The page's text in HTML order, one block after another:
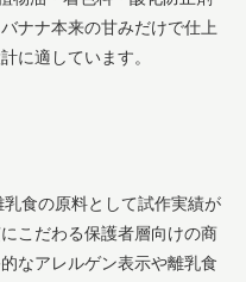
ナナ本来の甘みだけで仕上
に適しています。
食の原料として試作実績が
こだわる保護者層向けの商
なアレルゲン表示や離乳食